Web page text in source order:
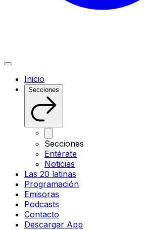
Inicio
Secciones
Secciones
Entérate
Noticias
Las 20 latinas
Programación
Emisoras
Podcasts
Contacto
Descargar App